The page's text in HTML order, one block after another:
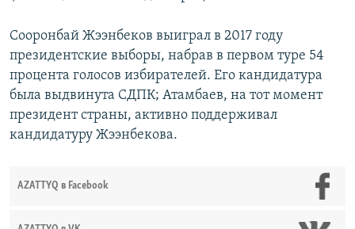
Сооронбай Жээнбеков выиграл в 2017 году
президентские выборы, набрав в первом туре 54
процента голосов избирателей. Его кандидатура
была выдвинута СДПК; Атамбаев, на тот момент
президент страны, активно поддерживал
кандидатуру Жээнбекова.
AZATTYQ в Facebook